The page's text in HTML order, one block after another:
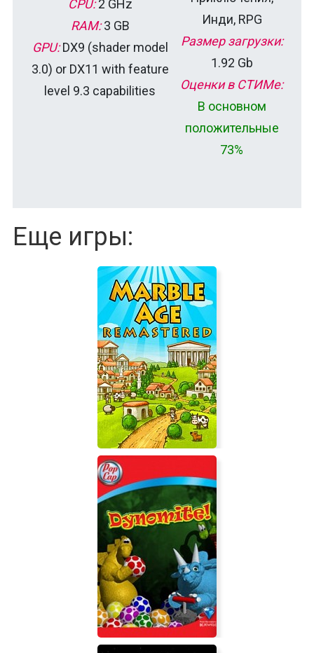
CPU:2 GHz
RAM:3 GB
GPU:DX9 (shader model
3.0) or DX11 with feature
level 9.3 capabilities
Инди, RPG
Размер загрузки:
1.92 Gb
Оценки в СТИМе:
В основном
положительные
73%
Еще игры:
Marble Age: Remastered